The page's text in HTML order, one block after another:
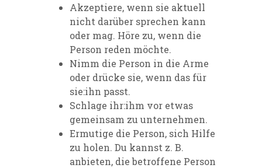
Akzeptiere, wenn sie aktuell
nicht darüber sprechen kann
oder mag. Höre zu, wenn die
Person reden möchte.
Nimm die Person in die Arme
oder drücke sie, wenn das für
sie:ihn passt.
Schlage ihr:ihm vor etwas
gemeinsam zu unternehmen.
Ermutige die Person, sich Hilfe
zu holen. Du kannst z. B.
anbieten, die betroffene Person